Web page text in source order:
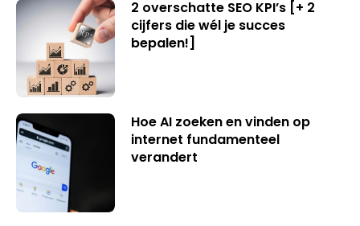
2 overschatte SEO KPI’s [+ 2
cijfers die wél je succes
bepalen!]
Hoe AI zoeken en vinden op
internet fundamenteel
verandert